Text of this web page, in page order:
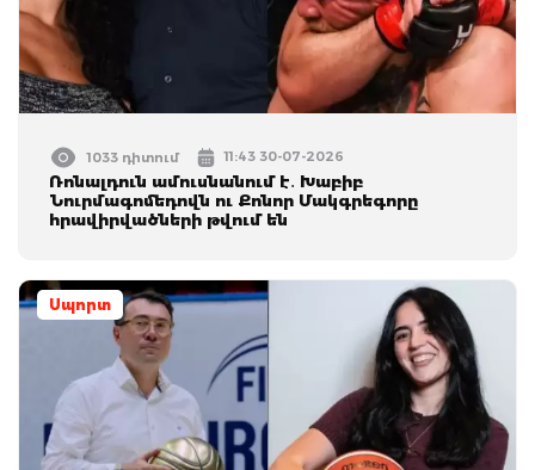
1033 դիտում 11:43 30-07-2026
Ռոնալդուն ամուսնանում է․ Խաբիբ
Նուրմագոմեդովն ու Քոնոր Մակգրեգորը
հրավիրվածների թվում են
Սպորտ